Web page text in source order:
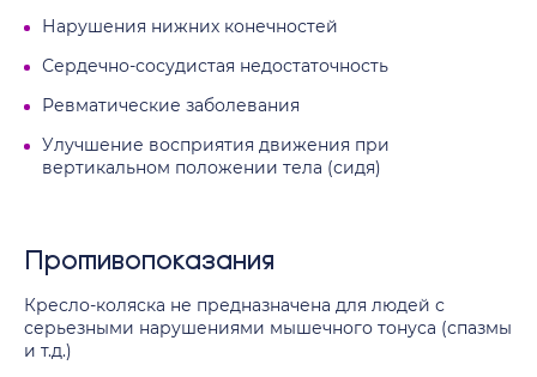
Нарушения нижних конечностей
Сердечно-сосудистая недостаточность
Ревматические заболевания
Улучшение восприятия движения при
вертикальном положении тела (сидя)
Противопоказания
Кресло-коляска не предназначена для людей с
серьезными нарушениями мышечного тонуса (спазмы
и т.д.)